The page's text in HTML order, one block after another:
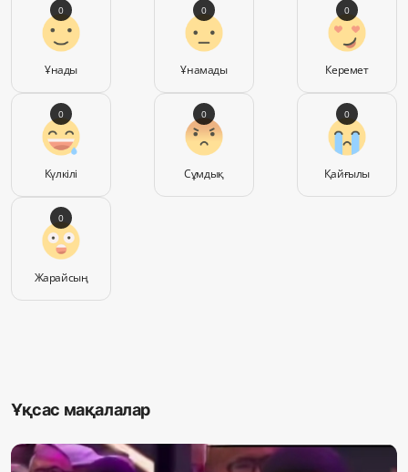
Ұнады
0
Ұнамады
0
Керемет
0
Күлкілі
0
Сұмдық
0
Қайғылы
0
Жарайсың
0
Ұқсас мақалалар